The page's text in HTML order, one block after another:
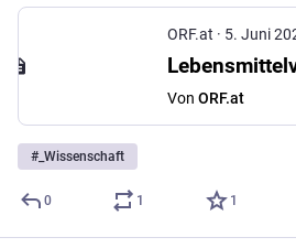
ORF.at · 5. Juni
Von ORF.at
# _Wissenschaft
0 1 1